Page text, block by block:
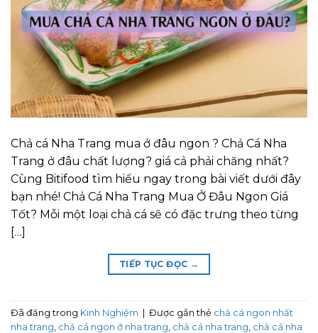
Chả cá Nha Trang mua ở đâu ngon ? Chả Cá Nha
Trang ở đâu chất lượng? giá cả phải chăng nhất?
Cùng Bitifood tìm hiểu ngay trong bài viết dưới đây
bạn nhé! Chả Cá Nha Trang Mua Ở Đâu Ngon Giá
Tốt? Mỗi một loại chả cá sẽ có đặc trưng theo từng
[…]
TIẾP TỤC ĐỌC →
Đã đăng trong Kinh Nghiệm Được gắn thẻ chả cá ngon nhất
nha trang chả cá ngon ở nha trang chả cá nha trang chả cá nha